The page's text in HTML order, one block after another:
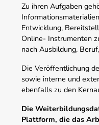
Zu ihren Aufgaben
Entwicklung,
Online- Instrumenten
nach Ausbildung,
Die Veröffentlichung
sowie interne und
ebenfalls zu den
Die
Plattform, die das